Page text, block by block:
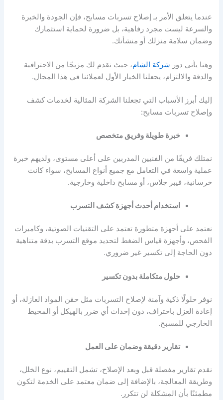
عندما يتعلق الأمر بـ إصلاح تسربات مسابح، فإن الجودة والخبرة
والسرعة ليست مجرد رفاهية، بل ضرورة لحماية استثمارك
وضمان سلامة منزلك أو منشأتك.
وهنا يأتي دور شركة الشام، حيث نقدم لك مزيجًا من الاحترافية
والدقة والالتزام، يجعلنا الخيار الأول لعملائنا في هذا المجال.
إليك أبرز الأسباب التي تجعلنا الشركة المثالية لخدمات كشف
وإصلاح تسربات مسابح:
خبرة طويلة وفريق متخصص
نمتلك فريقًا من الفنيين المدربين على أعلى مستوى، ولديهم خبرة
عملية واسعة في التعامل مع جميع أنواع المسابح، سواء كانت
خرسانية، فيبر جلاس، أو مسابح داخلية وخارجية.
استخدام أحدث أجهزة كشف التسرب
نعتمد على أجهزة متطورة تعتمد على التقنيات الصوتية، وكاميرات
الفحص، وأجهزة قياس الضغط لتحديد موقع التسرب بدقة متناهية
دون الحاجة إلى تكسير غير ضروري.
حلول متكاملة بدون تكسير
نوفر حلولًا ذكية وآمنة لإصلاح التسربات مثل حقن المواد العازلة، أو
إعادة العزل باحتراف، دون إحداث أي ضرر بالهيكل أو المحيط
الخارجي للمسبح.
تقارير دقيقة وضمان على العمل
نقدم تقارير مفصلة قبل وبعد الإصلاح، تشمل التقييم، نوع الخلل،
وطريقة المعالجة، بالإضافة إلى ضمان معتمد على الخدمة لتكون
مطمئنًا بأن المشكلة لن تتكرر.